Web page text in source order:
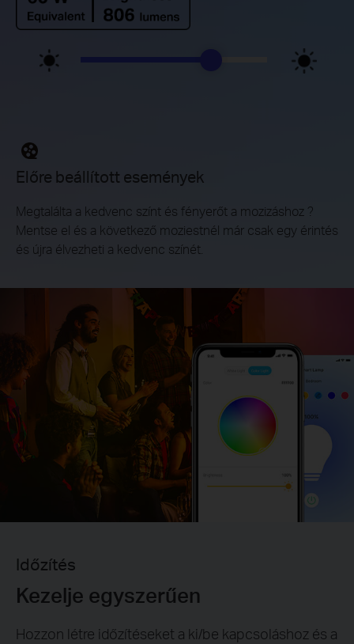
Előre beállított események
Megtalálta a kedvenc színt és fényerőt a mozizáshoz ?
Mentse el és a következő moziestnél már csak egy érintés
és újra élvezheti a kedvenc színét.
Időzítés
Kezelje egyszerűen
Hozzon létre időzítéseket a ki/be kapcsoláshoz és a